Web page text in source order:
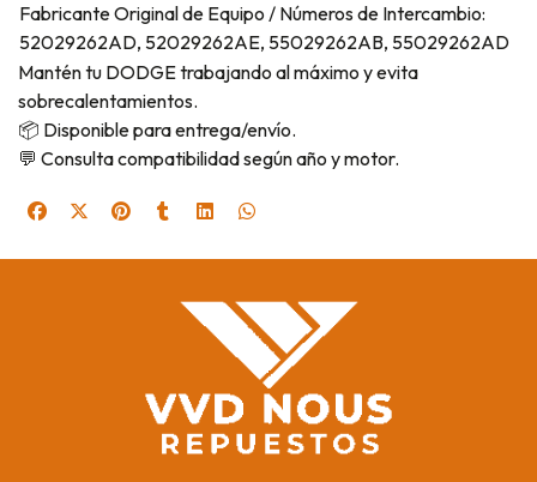
Fabricante Original de Equipo / Números de Intercambio:
52029262AD, 52029262AE, 55029262AB, 55029262AD
Mantén tu DODGE trabajando al máximo y evita
sobrecalentamientos.
📦 Disponible para entrega/envío.
💬 Consulta compatibilidad según año y motor.